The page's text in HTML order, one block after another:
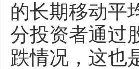
的长期移动平
分投资者通过
跌情况，这